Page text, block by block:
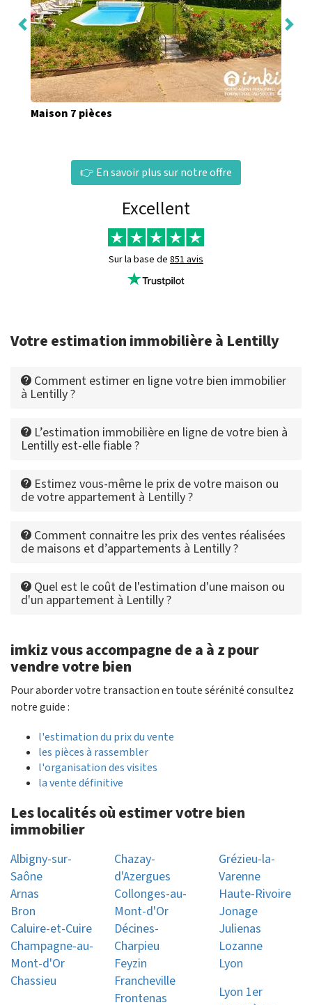
Maison 7 pièces
👉 En savoir plus sur notre offre
Excellent
Sur la base de 851 avis
Votre estimation immobilière à Lentilly
Comment estimer en ligne votre bien immobilier
à Lentilly ?
L’estimation immobilière en ligne de votre bien à
Lentilly est-elle fiable ?
Estimez vous-même le prix de votre maison ou
de votre appartement à Lentilly ?
Comment connaitre les prix des ventes réalisées
de maisons et d’appartements à Lentilly ?
Quel est le coût de l'estimation d'une maison ou
d'un appartement à Lentilly ?
imkiz vous accompagne de a à z pour
vendre votre bien
Pour aborder votre transaction en toute sérénité consultez
notre guide :
l'estimation du prix du vente
les pièces à rassembler
l'organisation des visites
la vente définitive
Les localités où estimer votre bien
immobilier
Albigny-sur-
Saône
Arnas
Bron
Caluire-et-Cuire
Champagne-au-
Mont-d'Or
Chassieu
Chazay-
d'Azergues
Collonges-au-
Mont-d'Or
Décines-
Charpieu
Feyzin
Francheville
Frontenas
Grézieu-la-
Varenne
Haute-Rivoire
Jonage
Julienas
Lozanne
Lyon
Lyon 1er